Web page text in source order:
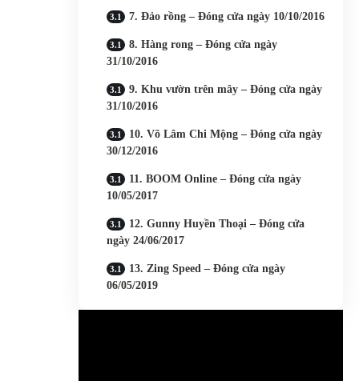
7. Đảo rồng – Đóng cửa ngày 10/10/2016
8. Hàng rong – Đóng cửa ngày
31/10/2016
9. Khu vườn trên mây – Đóng cửa ngày
31/10/2016
10. Võ Lâm Chi Mộng – Đóng cửa ngày
30/12/2016
11. BOOM Online – Đóng cửa ngày
10/05/2017
12. Gunny Huyền Thoại – Đóng cửa
ngày 24/06/2017
13. Zing Speed – Đóng cửa ngày
06/05/2019